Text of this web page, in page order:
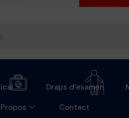
Draps d’examen
Contact